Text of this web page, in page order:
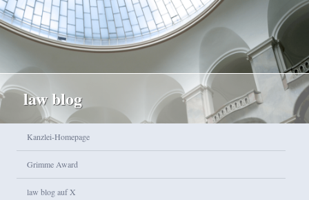
law blog
Zum Inhalt wechseln
Zum sekundären Inhalt wechseln
Kanzlei-Homepage
Grimme Award
law blog auf X